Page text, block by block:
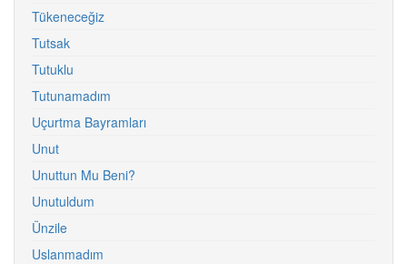
Tükeneceğiz
Tutsak
Tutuklu
Tutunamadım
Uçurtma Bayramları
Unut
Unuttun Mu Beni?
Unutuldum
Ünzile
Uslanmadım